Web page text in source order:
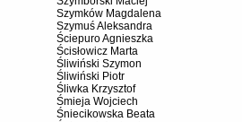
Szymków Magdalena
Szymuś Aleksandra
Ściepuro Agnieszka
Ścisłowicz Marta
Śliwiński Szymon
Śliwiński Piotr
Śliwka Krzysztof
Śmieja Wojciech
Śniecikowska Beata